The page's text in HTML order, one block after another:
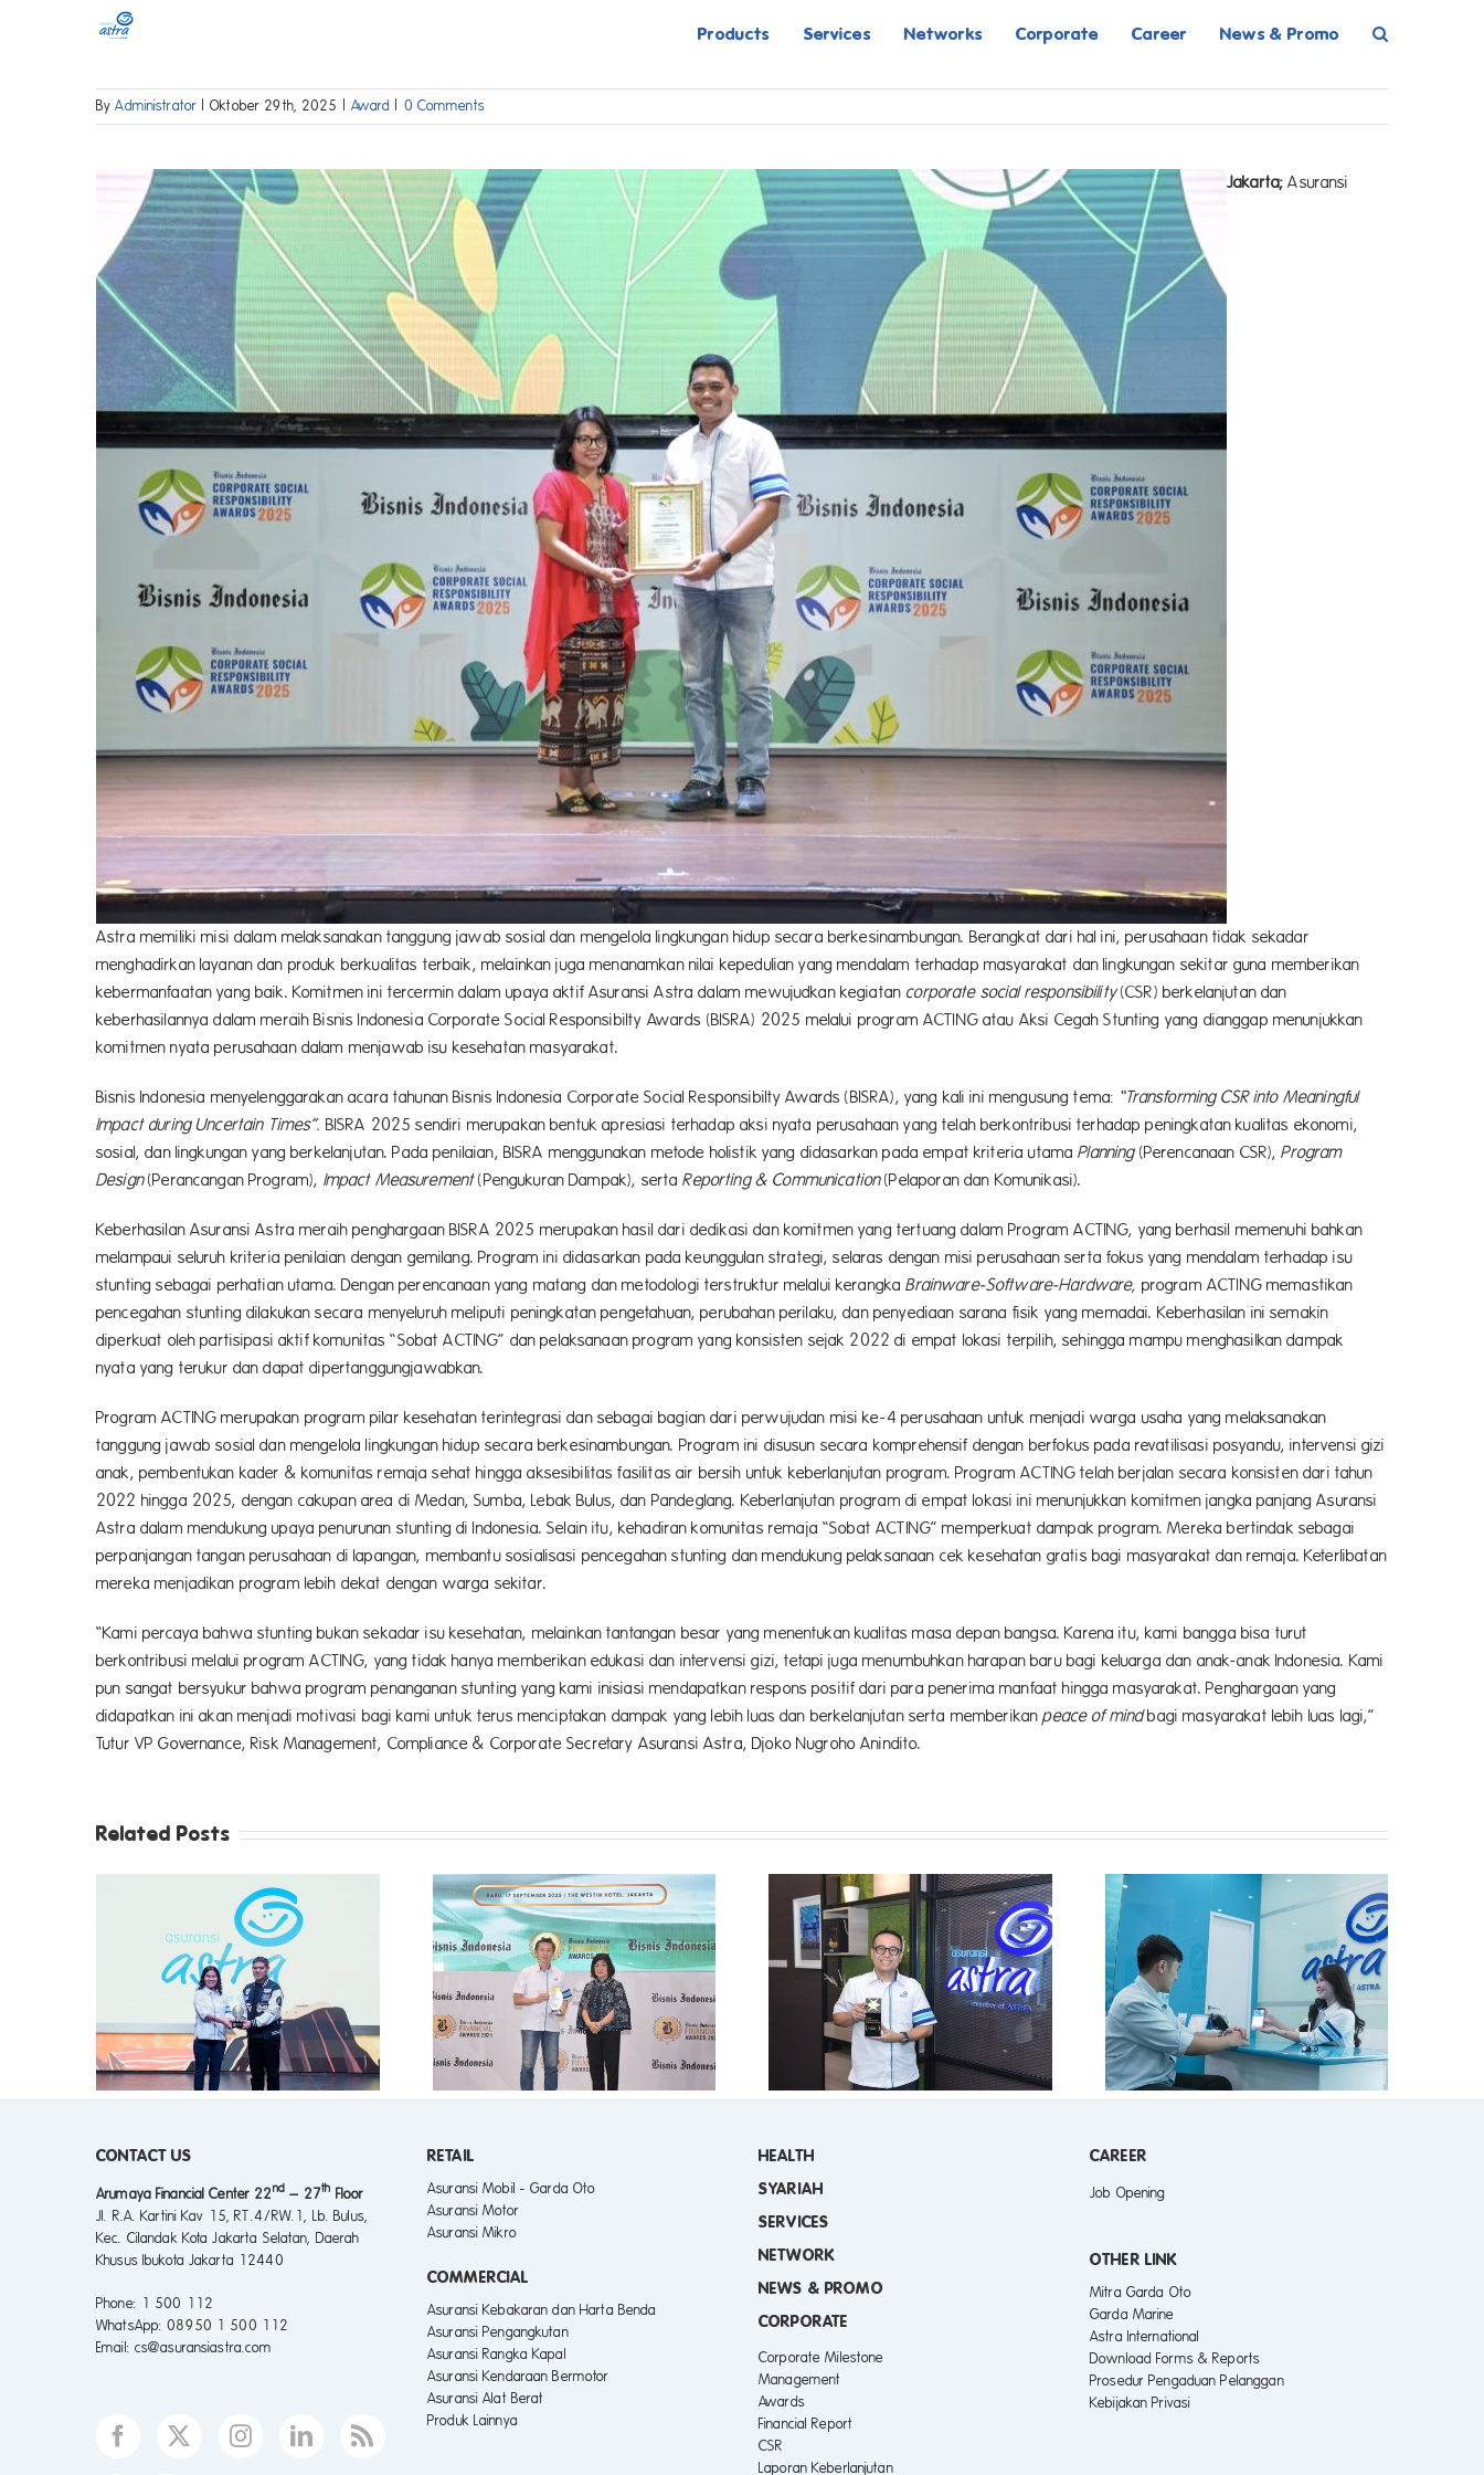
Products Services Networks Corporate Career News & Promo
ByAdministrator | Oktober 29th, 2025 | Award | 0 Comments
Jakarta; Asuransi
Astra memiliki misi dalam melaksanakan tanggung jawab sosial dan mengelola lingkungan hidup secara berkesinambungan. Berangkat dari hal ini, perusahaan tidak sekadar
menghadirkan layanan dan produk berkualitas terbaik, melainkan juga menanamkan nilai kepedulian yang mendalam terhadap masyarakat dan lingkungan sekitar guna memberikan
kebermanfaatan yang baik. Komitmen ini tercermin dalam upaya aktif Asuransi Astra dalam mewujudkan kegiatan corporate social responsibility(CSR) berkelanjutan dan
keberhasilannya dalam meraih Bisnis Indonesia Corporate Social Responsibilty Awards (BISRA) 2025 melalui program ACTING atau Aksi Cegah Stunting yang dianggap menunjukkan
komitmen nyata perusahaan dalam menjawab isu kesehatan masyarakat.
Bisnis Indonesia menyelenggarakan acara tahunan Bisnis Indonesia Corporate Social Responsibilty Awards (BISRA), yang kali ini mengusung tema: “Transforming CSR into Meaningful
Impact during Uncertain Times”. BISRA 2025 sendiri merupakan bentuk apresiasi terhadap aksi nyata perusahaan yang telah berkontribusi terhadap peningkatan kualitas ekonomi,
sosial, dan lingkungan yang berkelanjutan. Pada penilaian, BISRA menggunakan metode holistik yang didasarkan pada empat kriteria utamaPlanning(Perencanaan CSR),Program
Design(Perancangan Program), Impact Measurement(Pengukuran Dampak), sertaReporting & Communication(Pelaporan dan Komunikasi).
Keberhasilan Asuransi Astra meraih penghargaan BISRA 2025 merupakan hasil dari dedikasi dan komitmen yang tertuang dalam Program ACTING, yang berhasil memenuhi bahkan
melampaui seluruh kriteria penilaian dengan gemilang. Program ini didasarkan pada keunggulan strategi, selaras dengan misi perusahaan serta fokus yang mendalam terhadap isu
stunting sebagai perhatian utama. Dengan perencanaan yang matang dan metodologi terstruktur melalui kerangkaBrainware-Software-Hardware, program ACTING memastikan
pencegahan stunting dilakukan secara menyeluruh meliputi peningkatan pengetahuan, perubahan perilaku, dan penyediaan sarana fisik yang memadai. Keberhasilan ini semakin
diperkuat oleh partisipasi aktif komunitas “Sobat ACTING” dan pelaksanaan program yang konsisten sejak 2022 di empat lokasi terpilih, sehingga mampu menghasilkan dampak
nyata yang terukur dan dapat dipertanggungjawabkan.
Program ACTING merupakan program pilar kesehatan terintegrasi dan sebagai bagian dari perwujudan misi ke-4 perusahaan untuk menjadi warga usaha yang melaksanakan
tanggung jawab sosial dan mengelola lingkungan hidup secara berkesinambungan. Program ini disusun secara komprehensif dengan berfokus pada revatilisasi posyandu, intervensi gizi
anak, pembentukan kader & komunitas remaja sehat hingga aksesibilitas fasilitas air bersih untuk keberlanjutan program. Program ACTING telah berjalan secara konsisten dari tahun
2022 hingga 2025, dengan cakupan area di Medan, Sumba, Lebak Bulus, dan Pandeglang. Keberlanjutan program di empat lokasi ini menunjukkan komitmen jangka panjang Asuransi
Astra dalam mendukung upaya penurunan stunting di Indonesia. Selain itu, kehadiran komunitas remaja “Sobat ACTING” memperkuat dampak program. Mereka bertindak sebagai
perpanjangan tangan perusahaan di lapangan, membantu sosialisasi pencegahan stunting dan mendukung pelaksanaan cek kesehatan gratis bagi masyarakat dan remaja. Keterlibatan
mereka menjadikan program lebih dekat dengan warga sekitar.
“Kami percaya bahwa stunting bukan sekadar isu kesehatan, melainkan tantangan besar yang menentukan kualitas masa depan bangsa. Karena itu, kami bangga bisa turut
berkontribusi melalui program ACTING, yang tidak hanya memberikan edukasi dan intervensi gizi, tetapi juga menumbuhkan harapan baru bagi keluarga dan anak-anak Indonesia. Kami
pun sangat bersyukur bahwa program penanganan stunting yang kami inisiasi mendapatkan respons positif dari para penerima manfaat hingga masyarakat. Penghargaan yang
didapatkan ini akan menjadi motivasi bagi kami untuk terus menciptakan dampak yang lebih luas dan berkelanjutan serta memberikanpeace of mindbagi masyarakat lebih luas lagi,”
Tutur VP Governance, Risk Management, Compliance & Corporate Secretary Asuransi Astra, Djoko Nugroho Anindito.
Related Posts
Asuransi Astra Kembali Raih
Penghargaan Bisnis
Indonesia Financial Award
2025
Transformasi Digital Garda
Medika dari Asuransi Astra
Raih Penghargaan Customer
Experience Terbaik di Asian
Experience Awards 2025
Menangkan Hati Pelanggan
melalui Berbagai Inovasi
Layanan, Garda Oto Sabet
Corporate Image Award
CONTACT US
Arumaya Financial Center 22nd– 27th Floor
Jl. R.A. Kartini Kav 15, RT.4/RW.1, Lb. Bulus,
Kec. Cilandak Kota Jakarta Selatan, Daerah
Khusus Ibukota Jakarta 12440
Phone: 1 500 112
WhatsApp: 08950 1 500 112
Email: cs@asuransiastra.com
RETAIL
Asuransi Mobil - Garda Oto
Asuransi Motor
Asuransi Mikro
COMMERCIAL
Asuransi Kebakaran dan Harta Benda
Asuransi Pengangkutan
Asuransi Rangka Kapal
Asuransi Kendaraan Bermotor
Asuransi Alat Berat
Produk Lainnya
HEALTH
SYARIAH
SERVICES
NETWORK
NEWS & PROMO
CORPORATE
Corporate Milestone
Management
Awards
Financial Report
CSR
Laporan Keberlanjutan
CAREER
Job Opening
OTHER LINK
Mitra Garda Oto
Garda Marine
Astra International
Download Forms & Reports
Prosedur Pengaduan Pelanggan
Kebijakan Privasi